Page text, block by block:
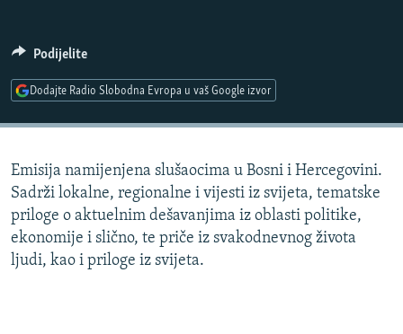
DNEVNO@RSE
SPECIJALI RSE
POPLAVE I KLIZIŠTA U BIH 2024.
TV LIBERTY
POST SCRIPTUM
PRATITE NAS
Sve RFE/RL stranice
Podijelite
Dodajte Radio Slobodna Evropa u vaš Google izvor
Emisija namijenjena slušaocima u Bosni i Hercegovini.
Sadrži lokalne, regionalne i vijesti iz svijeta, tematske
priloge o aktuelnim dešavanjima iz oblasti politike,
ekonomije i slično, te priče iz svakodnevnog života
ljudi, kao i priloge iz svijeta.